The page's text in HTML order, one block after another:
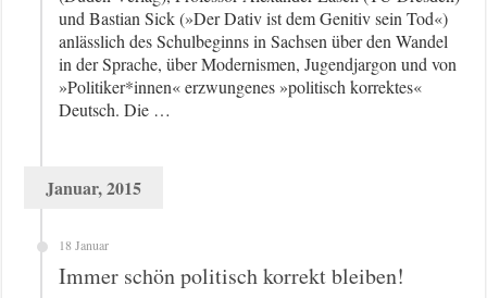
und Bastian Sick (»Der Dativ ist dem Genitiv sein Tod«)
anlässlich des Schulbeginns in Sachsen über den Wandel
in der Sprache, über Modernismen, Jugendjargon und von
»Politiker*innen« erzwungenes »politisch korrektes«
Deutsch. Die …
Januar, 2015
18 Januar
Immer schön politisch korrekt bleiben!